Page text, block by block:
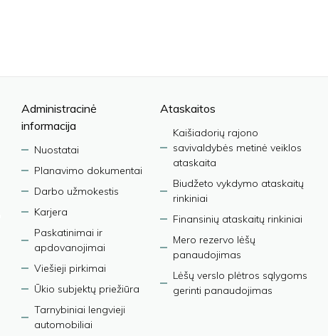
Administracinė
informacija
Nuostatai
Planavimo dokumentai
Darbo užmokestis
Karjera
Paskatinimai ir
apdovanojimai
Viešieji pirkimai
Ūkio subjektų priežiūra
Tarnybiniai lengvieji
automobiliai
Ataskaitos
Kaišiadorių rajono
savivaldybės metinė veiklos
ataskaita
Biudžeto vykdymo ataskaitų
rinkiniai
Finansinių ataskaitų rinkiniai
Mero rezervo lėšų
panaudojimas
Lėšų verslo plėtros sąlygoms
gerinti panaudojimas